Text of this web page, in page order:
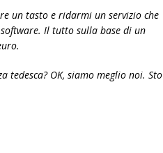
un tasto e ridarmi un servizio che
Il tutto sulla base di un
tedesca? OK, siamo meglio noi. Sto